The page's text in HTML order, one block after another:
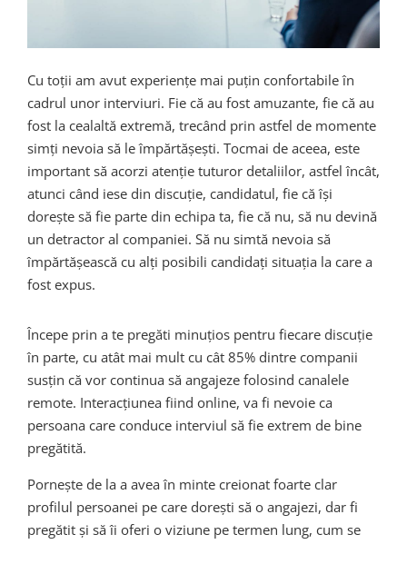
Cu toții am avut experiențe mai puțin confortabile în
cadrul unor interviuri. Fie că au fost amuzante, fie că au
fost la cealaltă extremă, trecând prin astfel de momente
simți nevoia să le împărtășești. Tocmai de aceea, este
important să acorzi atenție tuturor detaliilor, astfel încât,
atunci când iese din discuție, candidatul, fie că își
dorește să fie parte din echipa ta, fie că nu, să nu devină
un detractor al companiei. Să nu simtă nevoia să
împărtășească cu alți posibili candidați situația la care a
fost expus.
Începe prin a te pregăti minuțios pentru fiecare discuție
în parte, cu atât mai mult cu cât 85% dintre companii
susțin că vor continua să angajeze folosind canalele
remote. Interacțiunea fiind online, va fi nevoie ca
persoana care conduce interviul să fie extrem de bine
pregătită.
Pornește de la a avea în minte creionat foarte clar
profilul persoanei pe care dorești să o angajezi, dar fi
pregătit și să îi oferi o viziune pe termen lung, cum se